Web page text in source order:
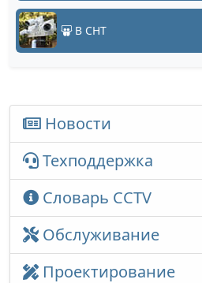
В СНТ
Новости
Техподдержка
Словарь CCTV
Обслуживание
Проектирование